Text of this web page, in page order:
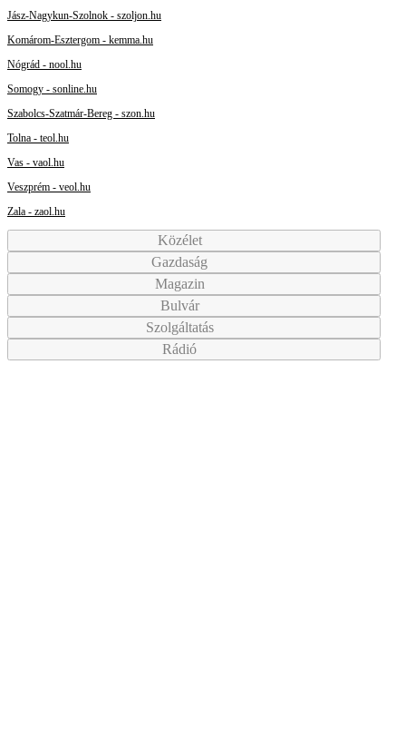
Jász-Nagykun-Szolnok - szoljon.hu
Komárom-Esztergom - kemma.hu
Nógrád - nool.hu
Somogy - sonline.hu
Szabolcs-Szatmár-Bereg - szon.hu
Tolna - teol.hu
Vas - vaol.hu
Veszprém - veol.hu
Zala - zaol.hu
Közélet
Gazdaság
Magazin
Bulvár
Szolgáltatás
Rádió